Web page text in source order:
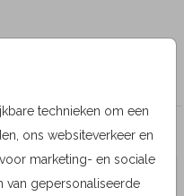
technieken om een
ons websiteverkeer en
marketing- en sociale
van gepersonaliseerde